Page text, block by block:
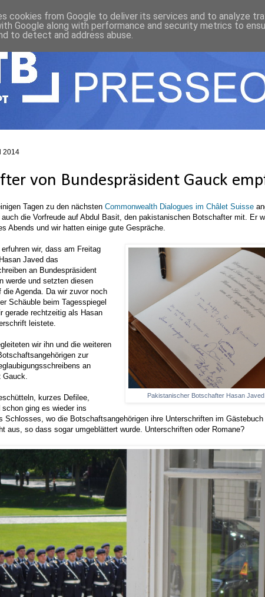
2014
von Bundespräsident Gauck
Tagen zu den nächsten Commonwealth Dialogues im Châlet Suisse
die Vorfreude auf Abdul Basit, den pakistanischen Botschafter mit. Er
Abends und wir hatten einige gute Gespräche.
Pakistanischer Botschafter Hasan
wir, dass am Freitag
Javed das
an Bundespräsident
werde und setzten diesen
die Agenda. Da wir zuvor noch
Schäuble beim Tagesspiegel
gerade rechtzeitig als Hasan
leistete.
wir ihn und die weiteren
zur
an
kurzes Defilee,
schon ging es wieder ins
Schlosses, wo die Botschaftsangehörigen ihre Unterschriften im
aus, so dass sogar umgeblättert wurde. Unterschriften oder Romane?
cookies from Google to deliver its services and to analyze
Google along with performance and security metrics to
to detect and address abuse.